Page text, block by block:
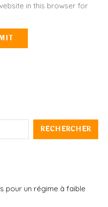
in this browser for
RECHERCHER
pour un régime à faible